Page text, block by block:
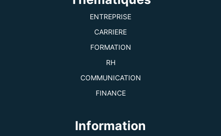
ENTREPRISE
CARRIERE
FORMATION
RH
COMMUNICATION
FINANCE
Information